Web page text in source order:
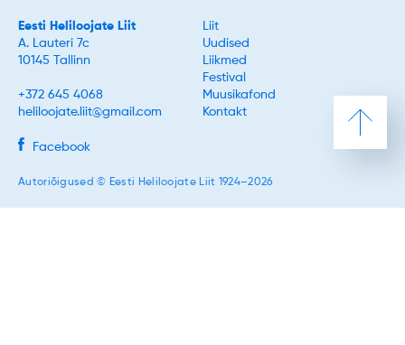
Eesti Heliloojate Liit
A. Lauteri 7c
10145 Tallinn
+372 645 4068
heliloojate.liit@gmail.com
Liit
Uudised
Liikmed
Festival
Muusikafond
Kontakt
Facebook
Autoriõigused © Eesti Heliloojate Liit 1924–2026